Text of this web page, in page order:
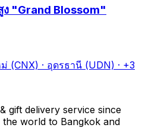
ง "Grand Blossom"
ม่ (CNX) · อุดรธานี (UDN) · +3
gift delivery service since
world to Bangkok and